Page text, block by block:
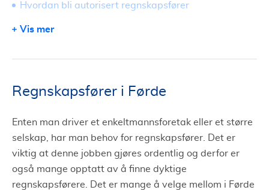
Regnskapsfører i Førde
Enten man driver et enkeltmannsforetak eller et større
selskap, har man behov for regnskapsfører. Det er
viktig at denne jobben gjøres ordentlig og derfor er
også mange opptatt av å finne dyktige
regnskapsførere. Det er mange å velge mellom i Førde
Hvordan bli autorisert regnskapsfører
Autorisert regnskapsfører
Hvordan finne rett regnskapsfører i Førde?
Starte bedrift?
Avslutte bedrift?
Tilbud fra regnskapsførere i Førde
Vis mer